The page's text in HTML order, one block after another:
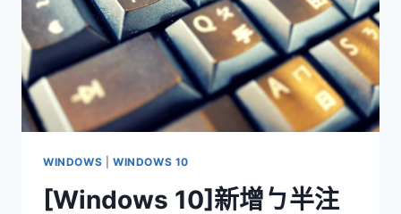
尋
引
擎
WINDOWS WINDOWS 10
[Windows 10]新增ㄅ半注